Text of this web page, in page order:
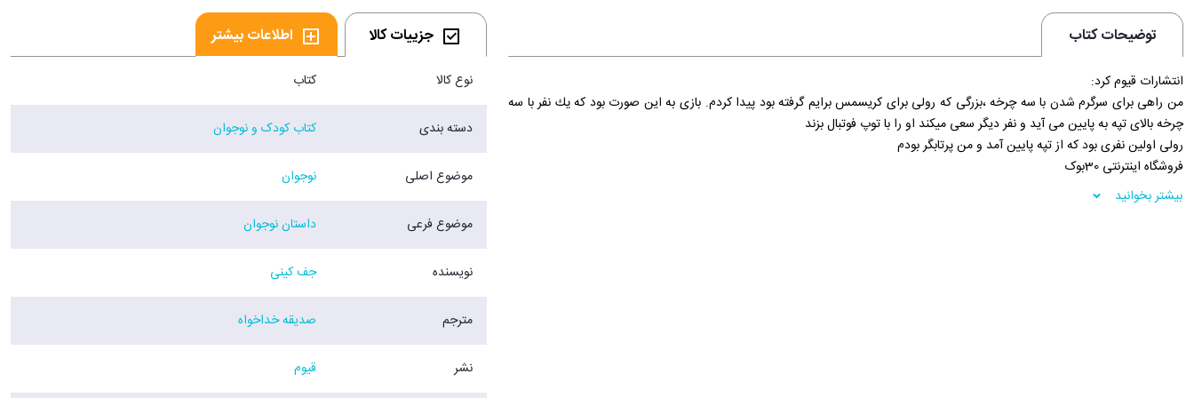
توضیحات کتاب
انتشارات قیوم کرد:
من راهی برای سرگرم شدن با سه چرخه ،بزرگی که رولی برای کریسمس برایم گرفته بود پیدا کردم. بازی به این صورت بود كه يك نفر با سه
چرخه بالای تپه به پایین می آید و نفر دیگر سعی میکند او را با توپ فوتبال بزند
رولی اولین نفری بود که از تپه پایین آمد و من پرتابگر بودم
فروشگاه اینترنتی 30بوک
بیشتر بخوانید
جزییات کالا اطلاعات بیشتر
نوع کالا کتاب
دسته بندی کتاب کودک و نوجوان
موضوع اصلی نوجوان
موضوع فرعی داستان نوجوان
نویسنده جف کینی
مترجم صدیقه خداخواه
نشر قیوم